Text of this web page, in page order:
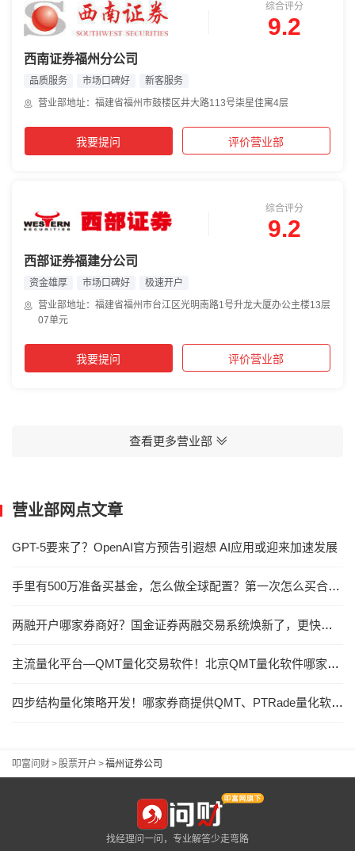
综合评分
9.2
西南证券福州分公司
品质服务 市场口碑好
新客服务
营业部地址：福建省福州市鼓楼区井大路113号柒星佳寓4层
我要提问 评价营业部
综合评分
9.2
西部证券福建分公司
资金雄厚 市场口碑好
极速开户
营业部地址：福建省福州市台江区光明南路1号升龙大厦办公主楼13层
07单元
我要提问 评价营业部
查看更多营业部
营业部网点文章
GPT-5要来了？OpenAI官方预告引遐想 AI应用或迎来加速发展
手里有500万准备买基金，怎么做全球配置？第一次怎么买合适？
两融开户哪家券商好？国金证券两融交易系统焕新了，更快速的两融委托交易！
主流量化平台—QMT量化交易软件！北京QMT量化软件哪家券商能提供QMT量化交易？
四步结构量化策略开发！哪家券商提供QMT、PTRade量化软件免费使用？
叩富问财>股票开户 >福州证券公司
找经理问一问，专业解答少走弯路